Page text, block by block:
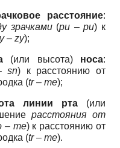
расстояние:
зрачками(pu – pu) к
– zy);
(или высота) носа:
sn) к расстоянию от
(tr – me);
линии рта (или
расстояния от
– me) к расстоянию от
(tr – me).